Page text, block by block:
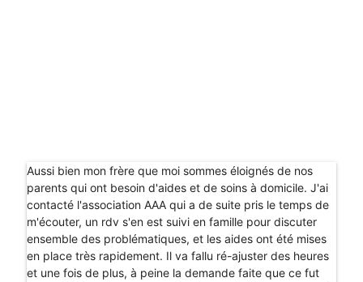
Aussi bien mon frère que moi sommes éloignés de nos
parents qui ont besoin d'aides et de soins à domicile. J'ai
contacté l'association AAA qui a de suite pris le temps de
m'écouter, un rdv s'en est suivi en famille pour discuter
ensemble des problématiques, et les aides ont été mises
en place très rapidement. Il va fallu ré-ajuster des heures
et une fois de plus, à peine la demande faite que ce fut